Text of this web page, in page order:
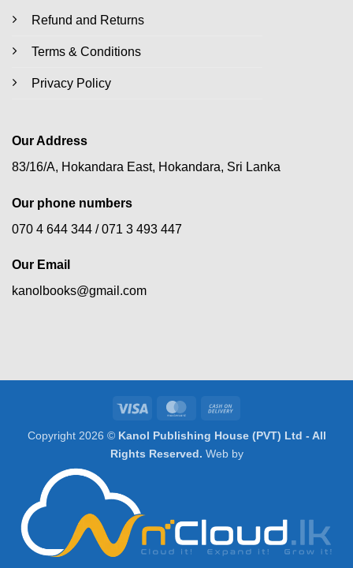
Refund and Returns
Terms & Conditions
Privacy Policy
Our Address
83/16/A, Hokandara East, Hokandara, Sri Lanka
Our phone numbers
070 4 644 344 /071 3 493 447
Our Email
kanolbooks@gmail.com
Visa MasterCard
Delivery
Copyright 2026 © Kanol Publishing House (PVT) Ltd - All
Rights Reserved. Web by